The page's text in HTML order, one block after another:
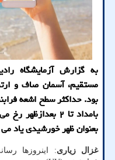
مستقیم، آسمان صاف و
بامداد تا ۲
بعنوان ظهر خورشیدی یاد
غزال زیاری: اینروزها